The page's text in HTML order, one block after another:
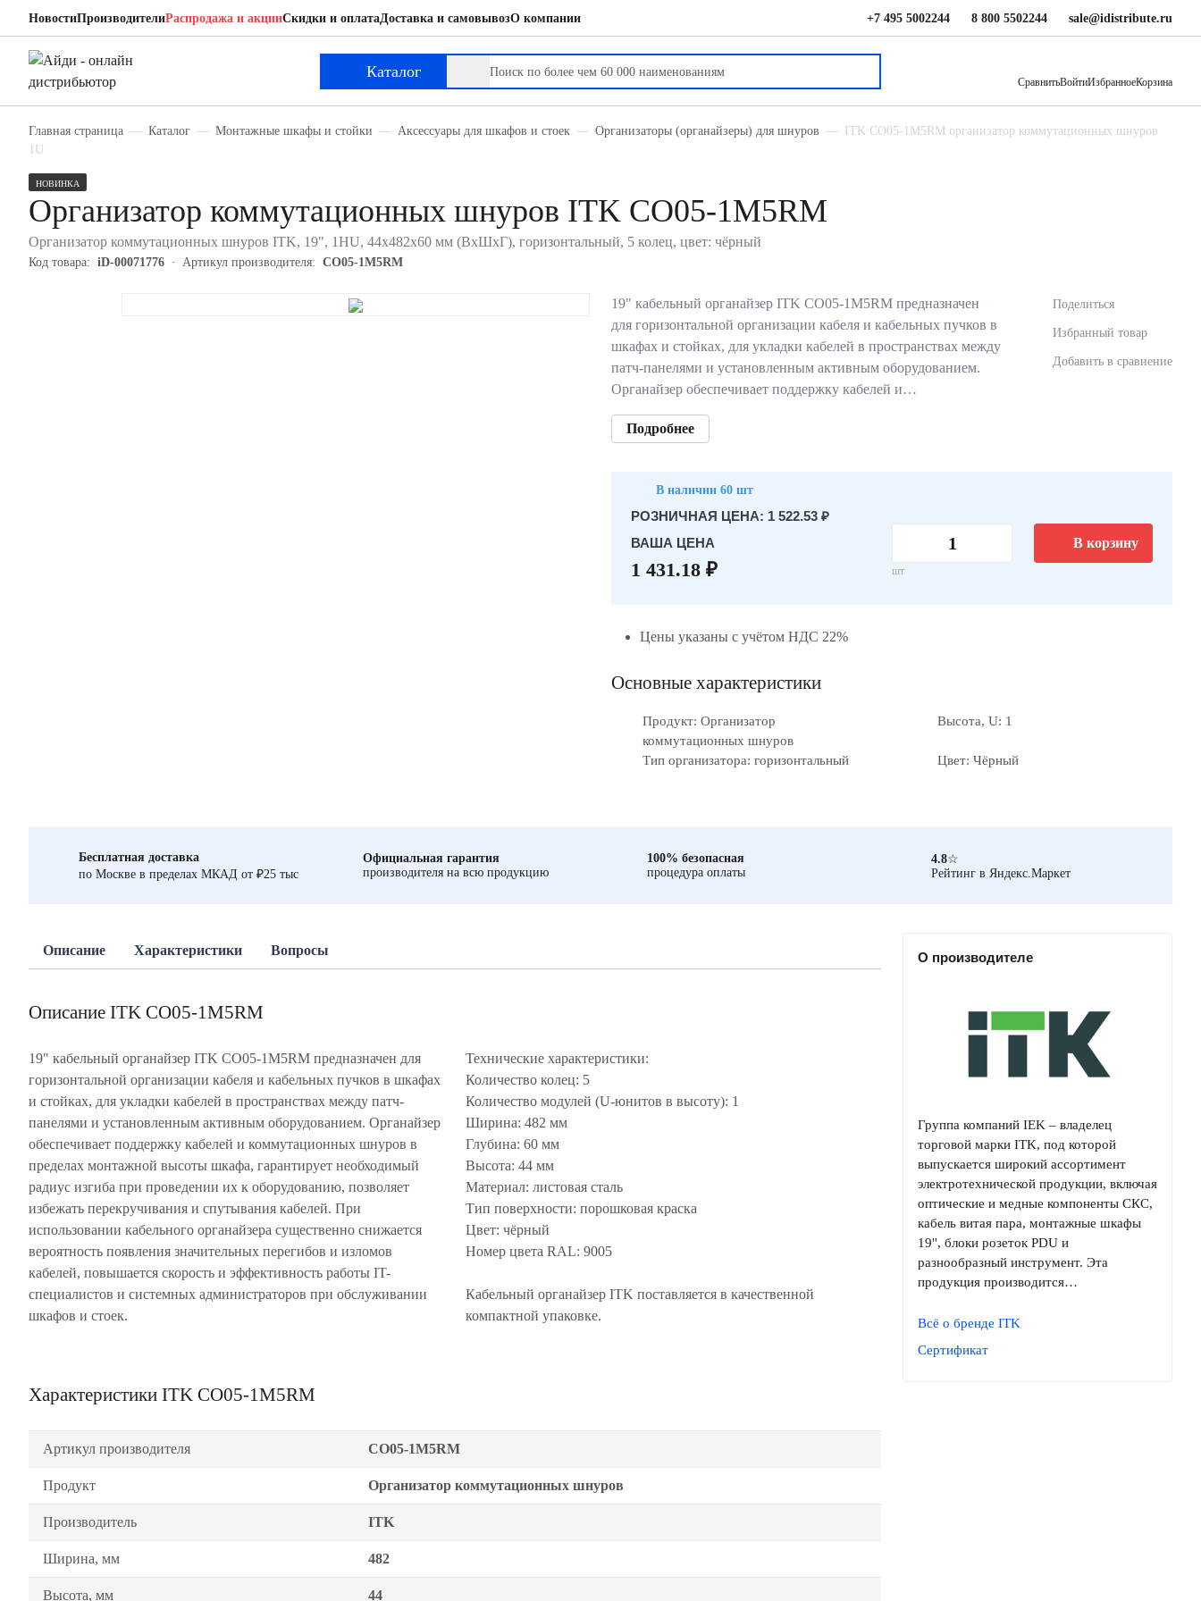
НовостиПроизводителиРаспродажа и акцииСкидки и оплатаДоставка и самовывозО компании +7 495 5002244 8 800 5502244 sale@idistribute.ru
Каталог
СравнитьВойтиИзбранноеКорзина
Главная страница Каталог Монтажные шкафы и стойки Аксессуары для шкафов и стоек Организаторы (органайзеры) для шнуров
ITK CO05-1M5RM организатор коммутационных шнуров
1U
НОВИНКА
Организатор коммутационных шнуров ITK CO05-1M5RM
Организатор коммутационных шнуров ITK, 19", 1HU, 44х482х60 мм (ВхШхГ), горизонтальный, 5 колец, цвет: чёрный
Код товара: iD-00071776 Артикул производителя: CO05-1M5RM
19" кабельный органайзер ITK CO05-1M5RM предназначен
для горизонтальной организации кабеля и кабельных пучков в
шкафах и стойках, для укладки кабелей в пространствах между
патч-панелями и установленным активным оборудованием.
Органайзер обеспечивает поддержку кабелей и…
Подробнее
Поделиться
Избранный товар
Добавить в сравнение
В наличии 60 шт
РОЗНИЧНАЯ ЦЕНА: 1 522.53 ₽
ВАША ЦЕНА
1 431.18 ₽ шт
В корзину
Цены указаны с учётом НДС 22%
Основные характеристики
Продукт: Организатор
коммутационных шнуров
Высота, U: 1
Тип организатора: горизонтальный Цвет: Чёрный
Бесплатная доставка
по Москве в пределах МКАД от ₽25 тыс
Официальная гарантия
производителя на всю продукцию
100% безопасная
процедура оплаты
4.8☆
Рейтинг в Яндекс.Маркет
Описание Характеристики Вопросы
Описание ITK CO05-1M5RM
19" кабельный органайзер ITK CO05-1M5RM предназначен для
горизонтальной организации кабеля и кабельных пучков в шкафах
и стойках, для укладки кабелей в пространствах между патч-
панелями и установленным активным оборудованием. Органайзер
обеспечивает поддержку кабелей и коммутационных шнуров в
пределах монтажной высоты шкафа, гарантирует необходимый
радиус изгиба при проведении их к оборудованию, позволяет
избежать перекручивания и спутывания кабелей. При
использовании кабельного органайзера существенно снижается
вероятность появления значительных перегибов и изломов
кабелей, повышается скорость и эффективность работы IT-
специалистов и системных администраторов при обслуживании
шкафов и стоек.
Технические характеристики:
Количество колец: 5
Количество модулей (U-юнитов в высоту): 1
Ширина: 482 мм
Глубина: 60 мм
Высота: 44 мм
Материал: листовая сталь
Тип поверхности: порошковая краска
Цвет: чёрный
Номер цвета RAL: 9005
Кабельный органайзер ITK поставляется в качественной
компактной упаковке.
Характеристики ITK CO05-1M5RM
Артикул производителя CO05-1M5RM
Продукт Организатор коммутационных шнуров
Производитель ITK
Ширина, мм 482
Высота, мм 44
О производителе
Группа компаний IEK – владелец
торговой марки ITK, под которой
выпускается широкий ассортимент
электротехнической продукции, включая
оптические и медные компоненты СКС,
кабель витая пара, монтажные шкафы
19'', блоки розеток PDU и
разнообразный инструмент. Эта
продукция производится…
Всё о бренде ITK
Сертификат
ITK CO05-1M5RM
Организатор коммутационных шнуров